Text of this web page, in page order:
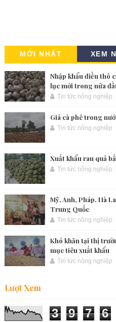
MỚI NHẤT XEM
Nhập khẩu điều thô
lục mới trong nửa
Tin tức nông nghiệp
Giá cà phê trong
Tin tức nông nghiệp
Xuất khẩu rau quả
Tin tức nông nghiệp
Mỹ, Anh, Pháp, Hà
Trung Quốc
Tin tức nông nghiệp
Khó khăn tại thị
mục tiêu xuất khẩu
Tin tức nông nghiệp
Lượt Xem
3 9 7 6